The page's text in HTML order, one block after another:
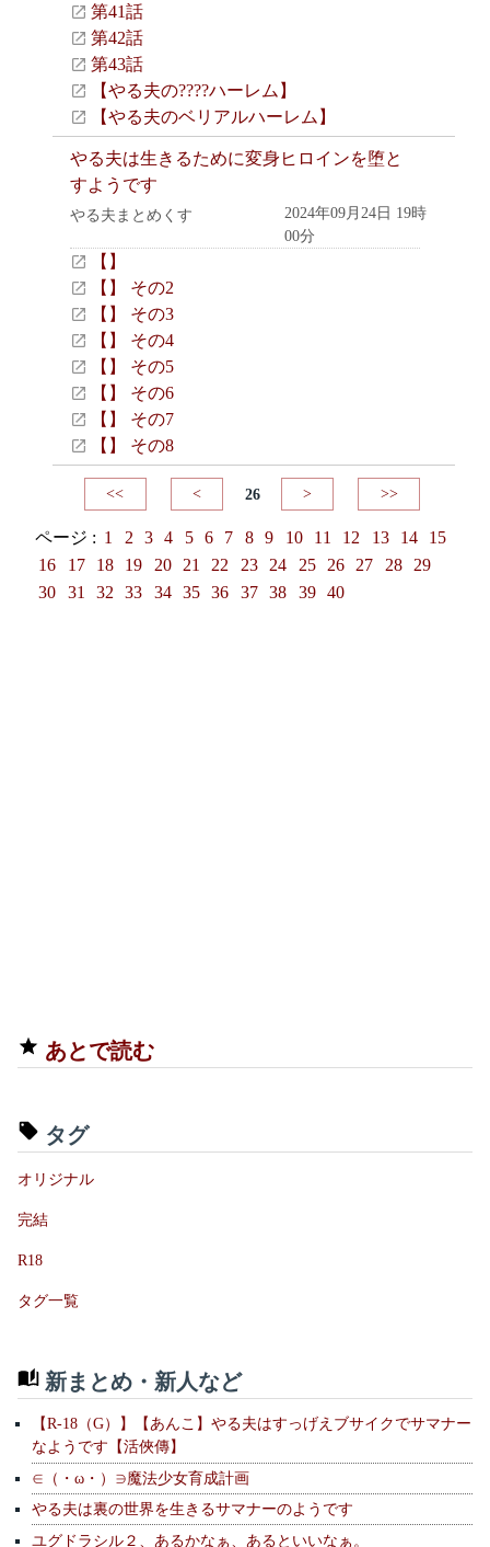
第41話
第42話
第43話
【やる夫の????ハーレム】
【やる夫のベリアルハーレム】
やる夫は生きるために変身ヒロインを堕と
すようです
やる夫まとめくす
2024年09月24日 19時
00分
【】
【】 その2
【】 その3
【】 その4
【】 その5
【】 その6
【】 その7
【】 その8
<< < 26 > >>
ページ : 1 2 3 4 5 6 7 8 9 10 11 12 13 14
15
16
17 18 19 20 21 22 23 24 25 26 27 28
29
30
31 32 33 34 35 36 37 38 39 40
あとで読む
タグ
オリジナル
完結
R18
タグ一覧
新まとめ・新人など
【R-18（G）】【あんこ】やる夫はすっげえブサイクでサマナー
なようです【活俠傳】
∈（・ω・）∋魔法少女育成計画
やる夫は裏の世界を生きるサマナーのようです
ユグドラシル２、あるかなぁ、あるといいなぁ。